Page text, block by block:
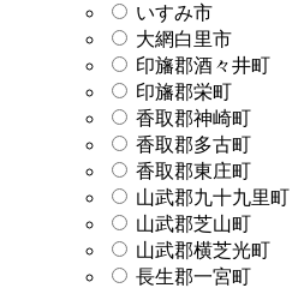
いすみ市
大網白里市
印旛郡酒々井町
印旛郡栄町
香取郡神崎町
香取郡多古町
香取郡東庄町
山武郡九十九里町
山武郡芝山町
山武郡横芝光町
長生郡一宮町